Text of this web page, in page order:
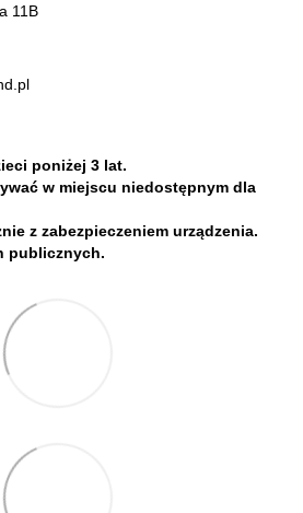
11B
poniżej 3 lat.
w miejscu niedostępnym dla
z zabezpieczeniem urządzenia.
publicznych.